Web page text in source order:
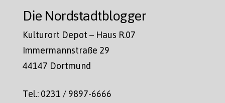
Die Nordstadtblogger
Kulturort Depot – Haus R.07
Immermannstraße 29
44147 Dortmund
Tel.: 0231 / 9897-6666